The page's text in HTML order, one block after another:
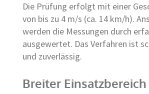
Die Prüfung erfolgt mit einer
von bis zu 4 m/s (ca. 14 km/h).
werden die Messungen durch
ausgewertet. Das Verfahren ist
und zuverlässig.
Breiter Einsatzbereich